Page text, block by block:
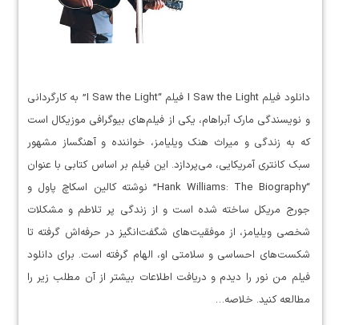
دانلود فیلم I Saw the Light فیلم “I Saw the Light” به کارگردانی
و نویسندگی مارک آبراهام، یکی از فیلم‌های بیوگرافی موزیکال است
که به زندگی و میراث هنک ویلیامز، خواننده و آهنگساز مشهور
سبک کانتری آمریکایی، می‌پردازد. این فیلم بر اساس کتابی با عنوان
“Hank Williams: The Biography” نوشته کالین اسکاچ پاول و
جورج مریکل ساخته شده است و از زندگی پر تلاطم و مشکلات
شخصی ویلیامز، از موفقیت‌های شگفت‌انگیز در حرفه‌اش گرفته تا
شکست‌های احساسی و سلامتی او، الهام گرفته است. برای دانلود
فیلم من نور را دیدم و دریافت اطلاعات بیشتر از آن مطلب زیر را
مطالعه کنید. خلاصه…